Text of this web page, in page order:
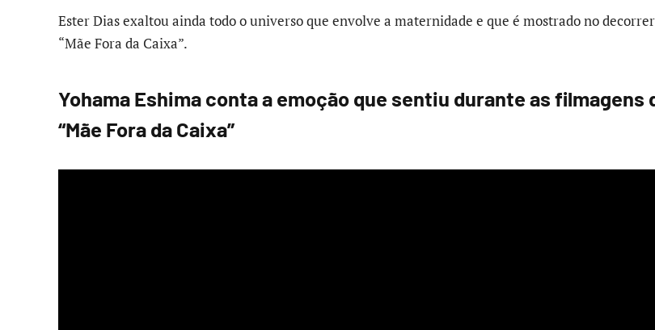
Ester Dias exaltou ainda todo o universo que envolve a maternidade e que é mostrado no
“Mãe Fora da Caixa”.
Yohama Eshima conta a emoção que sentiu durante as filmagens
“Mãe Fora da Caixa”